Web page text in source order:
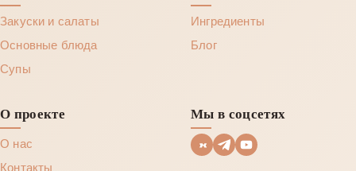
Закуски и салаты
Основные блюда
Супы
Ингредиенты
Блог
О проекте
О нас
Контакты
Мы в соцсетях